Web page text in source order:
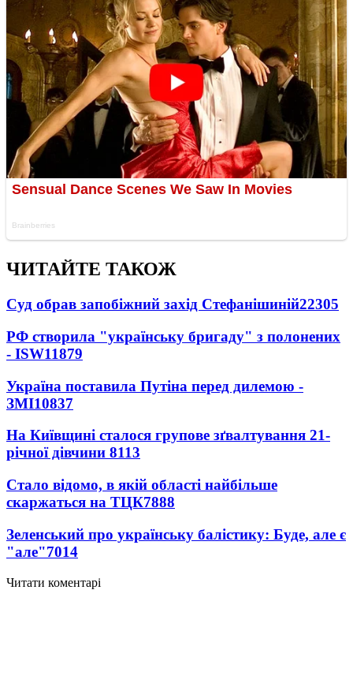
ЧИТАЙТЕ ТАКОЖ
Суд обрав запобіжний захід Стефанішиній22305
РФ створила "українську бригаду" з полонених
- ISW11879
Україна поставила Путіна перед дилемою -
ЗМІ10837
На Київщині сталося групове зґвалтування 21-
річної дівчини 8113
Стало відомо, в якій області найбільше
скаржаться на ТЦК7888
Зеленський про українську балістику: Буде, але є
"але"7014
Читати коментарі